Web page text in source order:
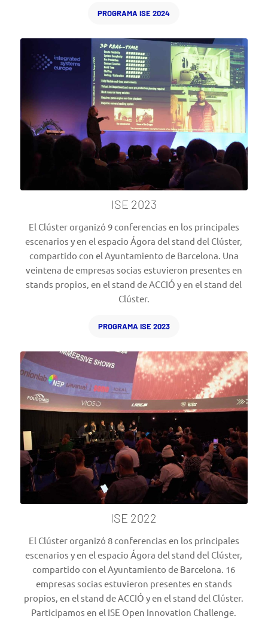
PROGRAMA ISE 2024
ISE 2023
El Clúster organizó 9 conferencias en los principales
escenarios y en el espacio Ágora del stand del Clúster,
compartido con el Ayuntamiento de Barcelona. Una
veintena de empresas socias estuvieron presentes en
stands propios, en el stand de ACCIÓ y en el stand del
Clúster.
PROGRAMA ISE 2023
ISE 2022
El Clúster organizó 8 conferencias en los principales
escenarios y en el espacio Ágora del stand del Clúster,
compartido con el Ayuntamiento de Barcelona. 16
empresas socias estuvieron presentes en stands
propios, en el stand de ACCIÓ y en el stand del Clúster.
Participamos en el ISE Open Innovation Challenge.